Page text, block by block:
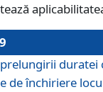
de închiriere